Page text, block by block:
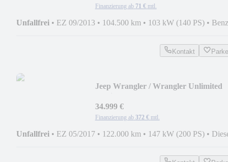
Finanzierung ab 71 € mtl.
Unfallfrei • EZ 09/2013 • 104.500 km • 103 kW (140 PS) •
Kontakt
Jeep Wrangler / Wrangler Unlimited
34.999 €
Finanzierung ab 372 € mtl.
Unfallfrei • EZ 05/2017 • 122.000 km • 147 kW (200 PS) •